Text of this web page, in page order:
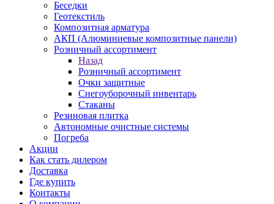
Беседки
Геотекстиль
Композитная арматура
АКП (Алюминиевые композитные панели)
Розничный ассортимент
Назад
Розничный ассортимент
Очки защитные
Снегоуборочный инвентарь
Стаканы
Резиновая плитка
Автономные очистные системы
Погреба
Акции
Как стать дилером
Доставка
Где купить
Контакты